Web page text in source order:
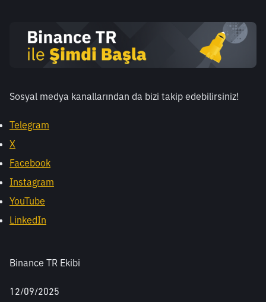
Sosyal medya kanallarından da bizi takip edebilirsiniz!
Telegram
X
Facebook
Instagram
YouTube
LinkedIn
Binance TR Ekibi
12/09/2025